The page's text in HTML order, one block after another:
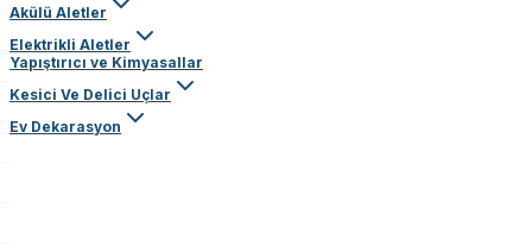
Akülü Aletler
Elektrikli Aletler
Yapıştırıcı ve Kimyasallar
Kesici Ve Delici Uçlar
Ev Dekarasyon